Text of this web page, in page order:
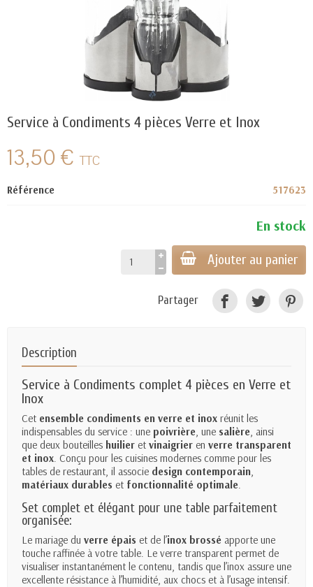
Service à Condiments 4 pièces Verre et Inox
13,50 € TTC
Référence 517623
En stock
Ajouter au panier
Partager
Description
Service à Condiments complet 4 pièces en Verre et
Inox
Cet ensemble condiments en verre et inox réunit les
indispensables du service : une poivrière , une salière , ainsi
que deux bouteilles huilier et vinaigrier en verre transparent
et inox . Conçu pour les cuisines modernes comme pour les
tables de restaurant, il associe design contemporain
matériaux durables et fonctionnalité optimale
Set complet et élégant pour une table parfaitement
organisée:
Le mariage du verre épais et de l’inox brossé apporte une
touche raffinée à votre table. Le verre transparent permet de
visualiser instantanément le contenu, tandis que l’inox assure une
excellente résistance à l’humidité, aux chocs et à l’usage intensif.